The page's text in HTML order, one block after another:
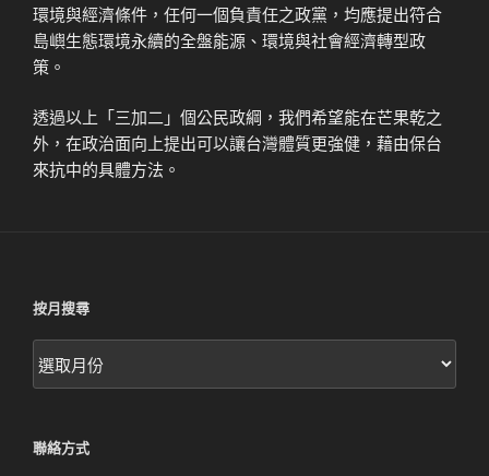
環境與經濟條件，任何一個負責任之政黨，均應提出符合
島嶼生態環境永續的全盤能源、環境與社會經濟轉型政
策。
透過以上「三加二」個公民政綱，我們希望能在芒果乾之
外，在政治面向上提出可以讓台灣體質更強健，藉由保台
來抗中的具體方法。
按月搜尋
按
月
聯絡方式